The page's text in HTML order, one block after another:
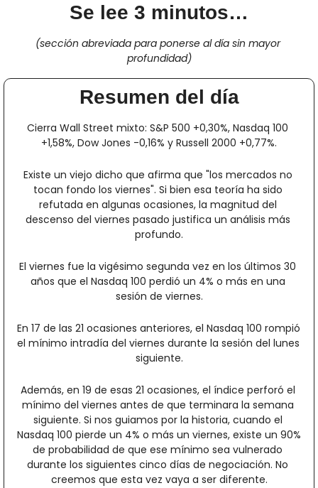
Se lee 3 minutos…
(sección abreviada para ponerse al día sin mayor
profundidad)
Resumen del día
Cierra Wall Street mixto: S&P 500 +0,30%, Nasdaq 100
+1,58%, Dow Jones -0,16% y Russell 2000 +0,77%.
Existe un viejo dicho que afirma que "los mercados no
tocan fondo los viernes". Si bien esa teoría ha sido
refutada en algunas ocasiones, la magnitud del
descenso del viernes pasado justifica un análisis más
profundo.
El viernes fue la vigésimo segunda vez en los últimos 30
años que el Nasdaq 100 perdió un 4% o más en una
sesión de viernes.
En 17 de las 21 ocasiones anteriores, el Nasdaq 100 rompió
el mínimo intradía del viernes durante la sesión del lunes
siguiente.
Además, en 19 de esas 21 ocasiones, el índice perforó el
mínimo del viernes antes de que terminara la semana
siguiente. Si nos guiamos por la historia, cuando el
Nasdaq 100 pierde un 4% o más un viernes, existe un 90%
de probabilidad de que ese mínimo sea vulnerado
durante los siguientes cinco días de negociación. No
creemos que esta vez vaya a ser diferente.